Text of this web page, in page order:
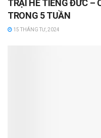
TRẠI HÈ TIẾNG ĐỨC –
TRONG 5 TUẦN
15 THÁNG TƯ, 2024